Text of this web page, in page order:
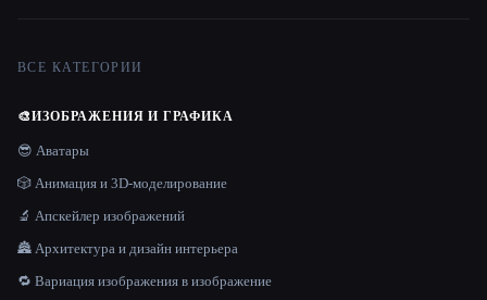
ВСЕ КАТЕГОРИИ
🎨ИЗОБРАЖЕНИЯ И ГРАФИКА
😎 Аватары
🎲 Анимация и 3D-моделирование
🔬 Апскейлер изображений
🏯 Архитектура и дизайн интерьера
🔁 Вариация изображения в изображение